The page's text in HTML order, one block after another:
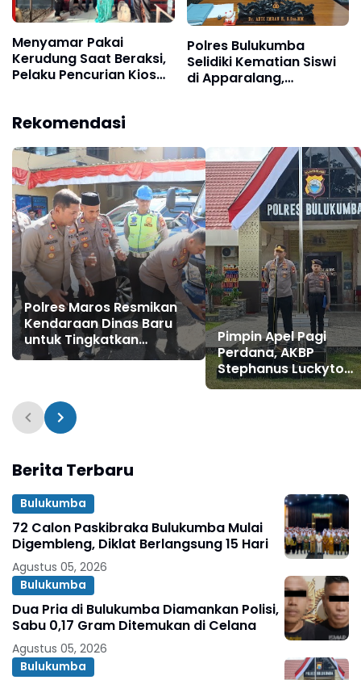
Menyamar Pakai
Kerudung Saat Beraksi,
Pelaku Pencurian Kios
Polres Bulukumba
Selidiki Kematian Siswi
di Apparalang,
Rekomendasi
Polres Maros Resmikan
Kendaraan Dinas Baru
untuk Tingkatkan
Pelayanan
Pimpin Apel Pagi
Perdana, AKBP
Stephanus Luckyto
Tekankan Disiplin,
Berita Terbaru
Bulukumba
72 Calon Paskibraka Bulukumba Mulai
Digembleng, Diklat Berlangsung 15 Hari
Agustus 05, 2026
Bulukumba
Dua Pria di Bulukumba Diamankan Polisi,
Sabu 0,17 Gram Ditemukan di Celana
Agustus 05, 2026
Bulukumba